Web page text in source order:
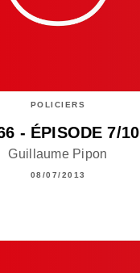
POLICIERS
- ÉPISODE 7/10
Guillaume Pipon
08/07/2013